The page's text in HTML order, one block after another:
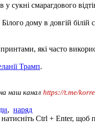
сукні смарагдового
дому в довгій
які часто
Трамп.
наш канал https://t.me/
, наряд
Ctrl + Enter, щоб